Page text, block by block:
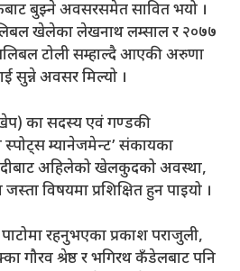
बुझ्ने अवसरसमेत सावित भयो ।
खेलेका लेखनाथ लम्साल र २०७७
टोली सम्हाल्दै आएकी अरुणा
सुन्ने अवसर मिल्यो ।
का सदस्य एवं गण्डकी
स्पोट्स म्यानेजमेन्ट’ संकायका
अहिलेको खेलकुदको अवस्था,
विषयमा प्रशिक्षित हुन पाइयो ।
रहनुभएका प्रकाश पराजुली,
गौरव श्रेष्ठ र भगिरथ कँडेलबाट पनि